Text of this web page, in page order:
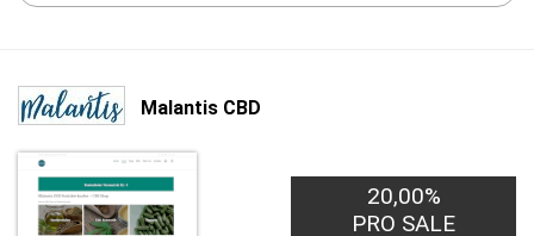
Malantis CBD
20,00%
PRO SALE